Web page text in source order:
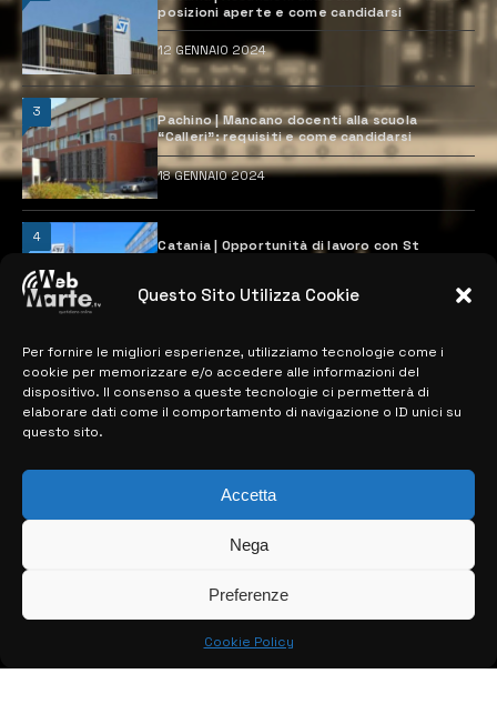
Questo Sito Utilizza Cookie
Per fornire le migliori esperienze, utilizziamo tecnologie come i
cookie per memorizzare e/o accedere alle informazioni del
dispositivo. Il consenso a queste tecnologie ci permetterà di
elaborare dati come il comportamento di navigazione o ID unici su
questo sito.
Accetta
Nega
Preferenze
Cookie Policy
posizioni aperte e come candidarsi
12 GENNAIO 2024
3
Pachino | Mancano docenti alla scuola
“Calleri”: requisiti e come candidarsi
18 GENNAIO 2024
4
Catania | Opportunità di lavoro con St
28 MARZO 2024
MAPPA DEL SITO
> NOTIZIE
> CONTATTI